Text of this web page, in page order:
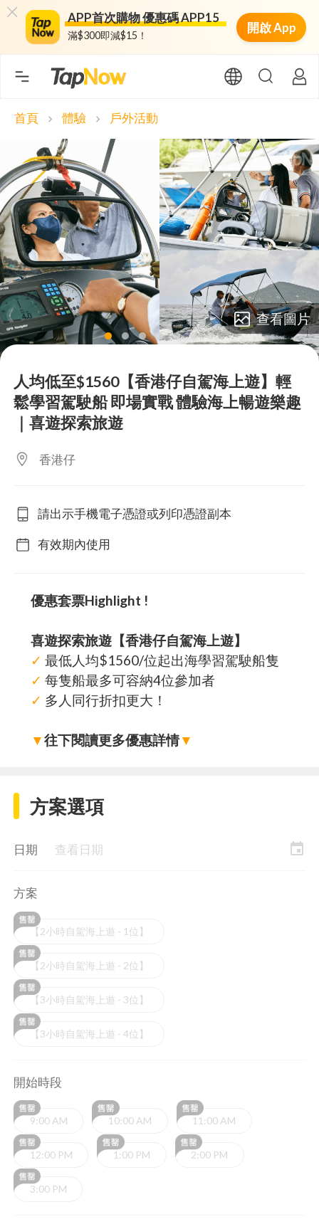
APP首次購物 優惠碼 APP15
滿$300即減$15！
開啟 App
首頁 chevron_right 體驗 chevron_right 戶外活動
lens lens lens lens lens lens lens
查看圖片
人均低至$1560【香港仔自駕海上遊】輕
鬆學習駕駛船 即場實戰 體驗海上暢遊樂趣
｜喜遊探索旅遊
香港仔
請出示手機電子憑證或列印憑證副本
有效期內使用
優惠套票Highlight !
喜遊探索旅遊【香港仔自駕海上遊】
✓ 最低人均$1560/位起出海學習駕駛船隻
✓ 每隻船最多可容納4位參加者
✓ 多人同行折扣更大！
▼往下閱讀更多優惠詳情▼
方案選項
日期 查看日期 event
方案
【2小時自駕海上遊 - 1位】
【2小時自駕海上遊 - 2位】
【3小時自駕海上遊 - 3位】
【3小時自駕海上遊 - 4位】
開始時段
9:00 AM 10:00 AM 11:00 AM
12:00 PM 1:00 PM 2:00 PM
3:00 PM